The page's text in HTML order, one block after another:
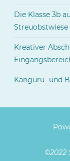
Die Klasse 3b
Streuobstwiese
Kreativer
Känguru- und
©2022